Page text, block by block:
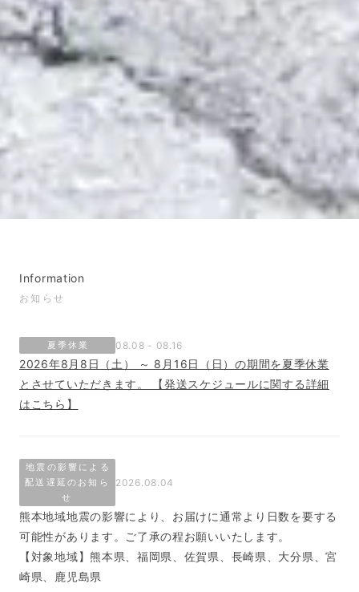
Information
お知らせ
08.08 - 08.16
夏季休業
2026年8月8日（土） ～ 8月16日（日）の期間を夏季休業
とさせていただきます。 【発送スケジュールに関する詳細
はこちら】
2026.08.04
地震の影響による
配送遅延のお知ら
せ
熊本地域地震の影響により、お届けに通常より日数を要する
可能性があります。ご了承の程お願いいたします。
【対象地域】熊本県、福岡県、佐賀県、長崎県、大分県、宮
崎県、鹿児島県